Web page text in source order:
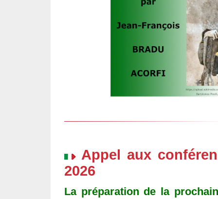
Appel aux
2026
La préparation de la